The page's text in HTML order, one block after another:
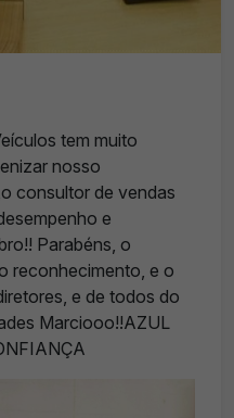
tem muito
nosso
consultor de vendas
e
Parabéns, o
reconhecimento, e o
e de todos do
Marciooo!!AZUL